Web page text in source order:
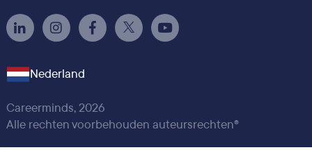
Nederland
Careerminds, 2026
Alle rechten voorbehouden auteursrechten®